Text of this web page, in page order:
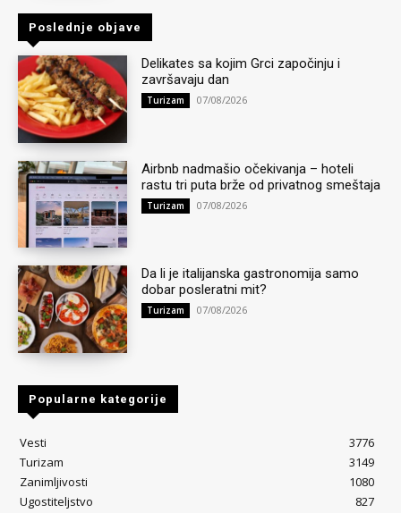
Poslednje objave
Delikates sa kojim Grci započinju i
završavaju dan
Turizam 07/08/2026
Airbnb nadmašio očekivanja – hoteli
rastu tri puta brže od privatnog smeštaja
Turizam 07/08/2026
Da li je italijanska gastronomija samo
dobar posleratni mit?
Turizam 07/08/2026
Popularne kategorije
Vesti
3776
Turizam
3149
Zanimljivosti
1080
Ugostiteljstvo
827